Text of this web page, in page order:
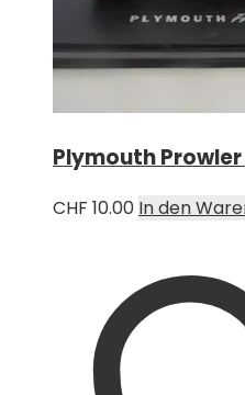
Plymouth Prowler
CHF 10.00 In den